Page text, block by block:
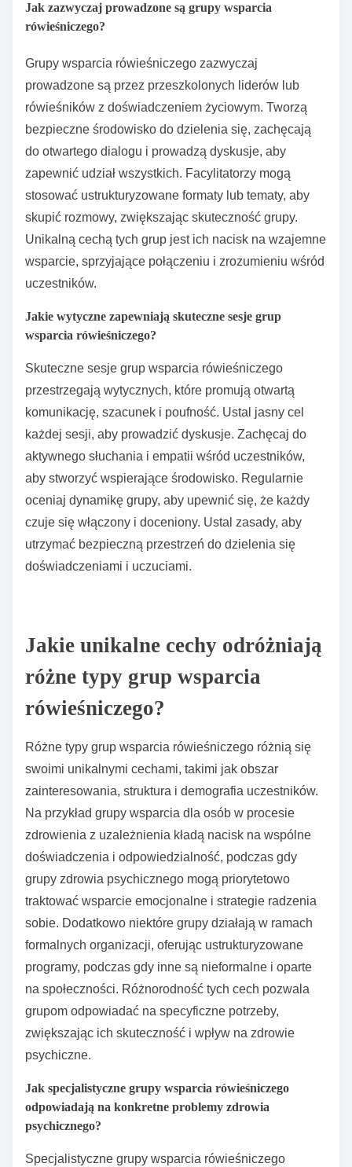
Jak zazwyczaj prowadzone są grupy wsparcia
rówieśniczego?
Grupy wsparcia rówieśniczego zazwyczaj
prowadzone są przez przeszkolonych liderów lub
rówieśników z doświadczeniem życiowym. Tworzą
bezpieczne środowisko do dzielenia się, zachęcają
do otwartego dialogu i prowadzą dyskusje, aby
zapewnić udział wszystkich. Facylitatorzy mogą
stosować ustrukturyzowane formaty lub tematy, aby
skupić rozmowy, zwiększając skuteczność grupy.
Unikalną cechą tych grup jest ich nacisk na wzajemne
wsparcie, sprzyjające połączeniu i zrozumieniu wśród
uczestników.
Jakie wytyczne zapewniają skuteczne sesje grup
wsparcia rówieśniczego?
Skuteczne sesje grup wsparcia rówieśniczego
przestrzegają wytycznych, które promują otwartą
komunikację, szacunek i poufność. Ustal jasny cel
każdej sesji, aby prowadzić dyskusje. Zachęcaj do
aktywnego słuchania i empatii wśród uczestników,
aby stworzyć wspierające środowisko. Regularnie
oceniaj dynamikę grupy, aby upewnić się, że każdy
czuje się włączony i doceniony. Ustal zasady, aby
utrzymać bezpieczną przestrzeń do dzielenia się
doświadczeniami i uczuciami.
Jakie unikalne cechy odróżniają
różne typy grup wsparcia
rówieśniczego?
Różne typy grup wsparcia rówieśniczego różnią się
zainteresowania, struktura i demografia uczestników.
Na przykład grupy wsparcia dla osób w procesie
zdrowienia z uzależnienia kładą nacisk na wspólne
traktować wsparcie emocjonalne i strategie radzenia
formalnych organizacji, oferując ustrukturyzowane
programy, podczas gdy inne są nieformalne i oparte
na społeczności. Różnorodność tych cech pozwala
grupom odpowiadać na specyficzne potrzeby,